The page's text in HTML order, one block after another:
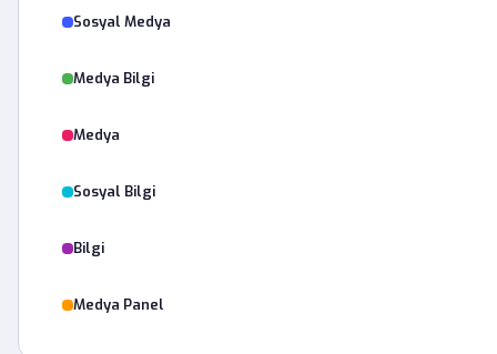
Sosyal Medya
Medya Bilgi
Medya
Sosyal Bilgi
Bilgi
Medya Panel